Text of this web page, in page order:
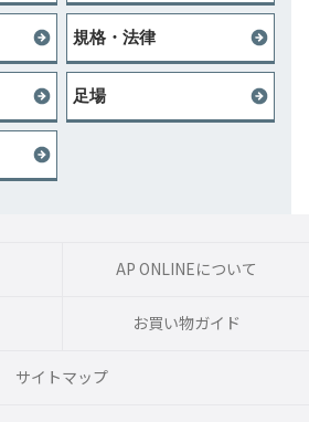
規格・法律
足場
AP ONLINEについて
お買い物ガイド
サイトマップ